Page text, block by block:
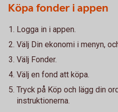
Köpa fonder i appen
Logga in i appen.
Välj Din ekonomi i menyn,
Välj Fonder.
Välj en fond att köpa.
Tryck på Köp och lägg din
instruktionerna.